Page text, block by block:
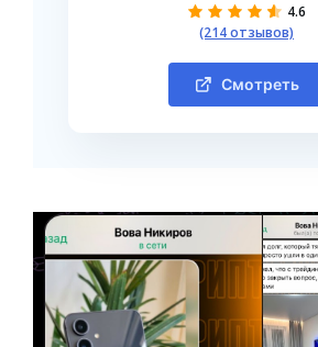
4.6
(214 отзывов)
Смотреть